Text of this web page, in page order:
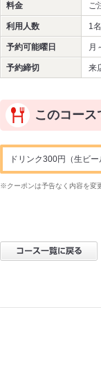
料金 ご
利用人数 1
予約可能曜日 月
予約締切 来
このコー
ドリンク300円（生ビ
※クーポンは予告なく内容を変